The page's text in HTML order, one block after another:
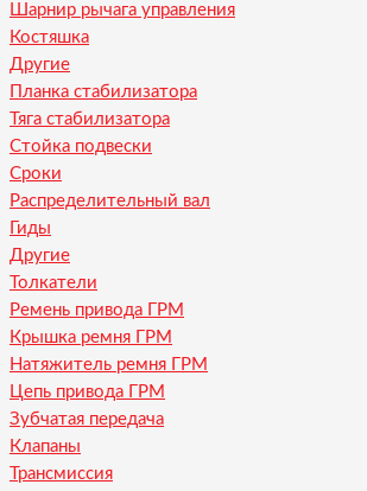
Шарнир рычага управления
Костяшка
Другие
Планка стабилизатора
Тяга стабилизатора
Стойка подвески
Сроки
Распределительный вал
Гиды
Другие
Толкатели
Ремень привода ГРМ
Крышка ремня ГРМ
Натяжитель ремня ГРМ
Цепь привода ГРМ
Зубчатая передача
Клапаны
Трансмиссия